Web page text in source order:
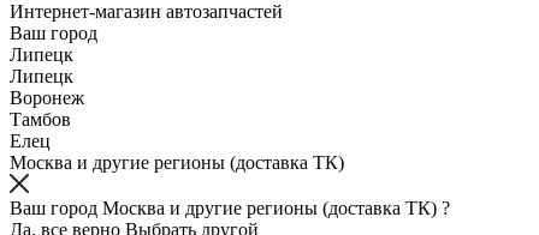
Интернет-магазин автозапчастей
Ваш город
Липецк
Липецк
Воронеж
Тамбов
Елец
Москва и другие регионы (доставка ТК)
Ваш город Москва и другие регионы (доставка ТК) ?
Да, все верно Выбрать другой